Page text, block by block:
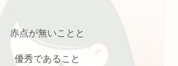
赤点が無いことと
優秀であること